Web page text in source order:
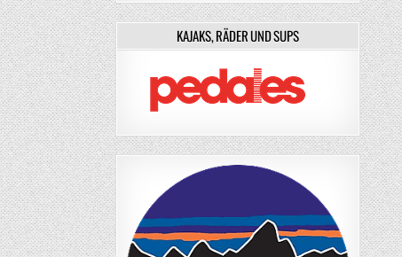
KAJAKS, RÄDER UND SUPS